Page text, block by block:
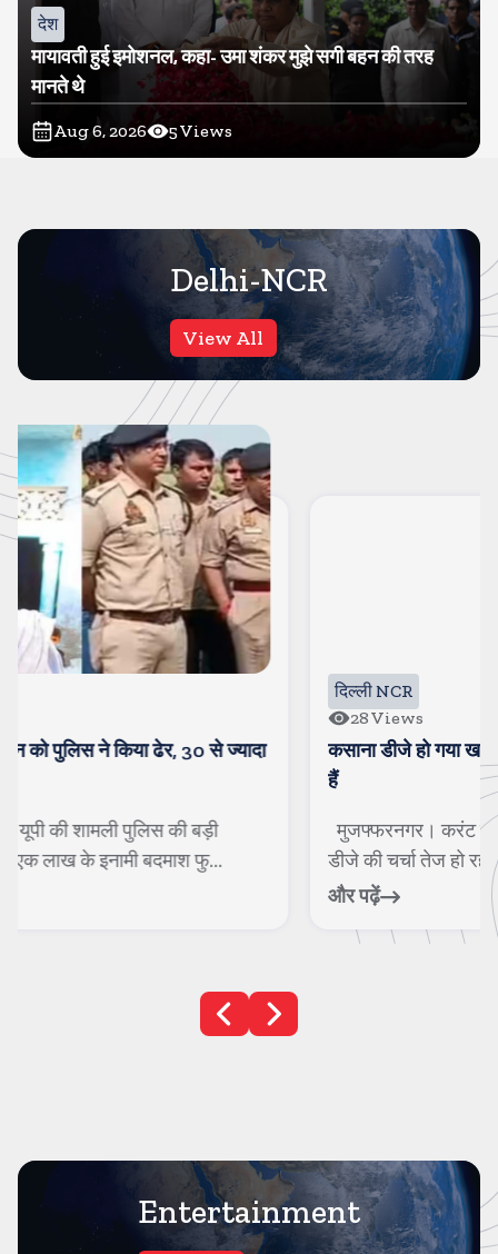
देश
मायावती हुई इमोशनल, कहा- उमा शंकर मुझे सगी बहन की तरह
मानते थे
Aug 6, 2026 5Views
Delhi-NCR
View All
कसाना डीजे हो गया खराब, लगा लंबा जाम, लोग देखने को आ रहे
मुजफ्फरनगर। करंट क्राइम। कांवड यात्रा के दौरान कसाना
डीजे की चर्चा तेज हो रही है। लोनी के निस...
Entertainment